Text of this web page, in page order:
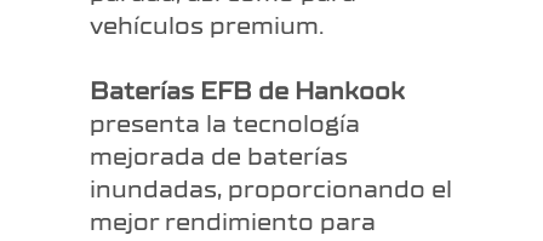
vehículos premium.
Baterías EFB de Hankook
presenta la tecnología
mejorada de baterías
inundadas, proporcionando el
mejor rendimiento para